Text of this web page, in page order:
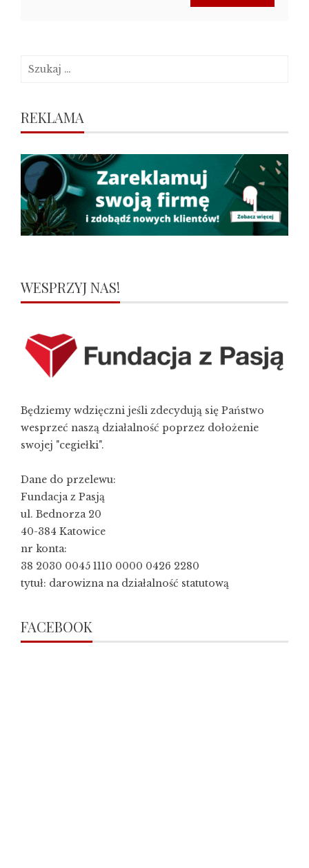
Szukaj:
REKLAMA
WESPRZYJ NAS!
Będziemy wdzięczni jeśli zdecydują się Państwo
wesprzeć naszą działalność poprzez dołożenie
swojej "cegiełki".
Dane do przelewu:
Fundacja z Pasją
ul. Bednorza 20
40-384 Katowice
nr konta:
38 2030 0045 1110 0000 0426 2280
tytuł: darowizna na działalność statutową
FACEBOOK